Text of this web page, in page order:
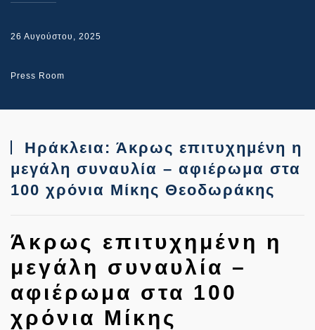
26 Αυγούστου, 2025
Press Room
Ηράκλεια: Άκρως επιτυχημένη η
μεγάλη συναυλία – αφιέρωμα στα
100 χρόνια Μίκης Θεοδωράκης
Άκρως επιτυχημένη η
μεγάλη συναυλία –
αφιέρωμα στα 100
χρόνια Μίκης